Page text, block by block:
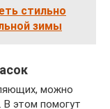
стильно
зимы
можно
В этом помогут